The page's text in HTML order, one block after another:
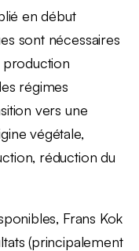
en début
sont nécessaires
production
régimes
vers une
végétale,
réduction du
Frans Kok
(principalement